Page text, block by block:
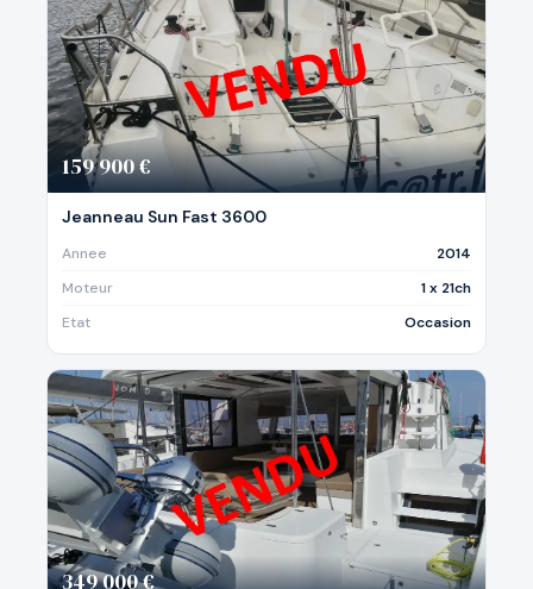
159 900 €
Jeanneau Sun Fast 3600
Annee
2014
Moteur
1 x 21ch
Etat
Occasion
349 000 €